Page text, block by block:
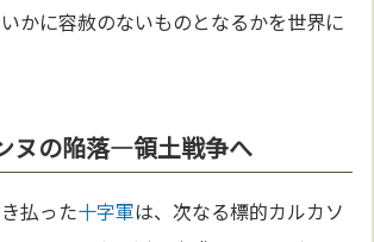
かに容赦のないものとなるかを世界に
ヌの陥落—領土戦争へ
払った十字軍は、次なる標的カルカソ